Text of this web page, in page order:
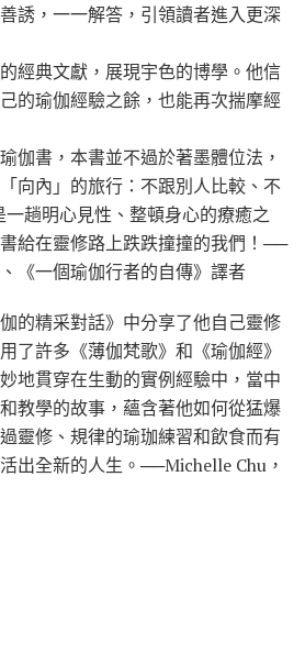
誘，一一解答，引領讀者進入更深
經典文獻，展現宇色的博學。他信
的瑜伽經驗之餘，也能再次揣摩經
伽書，本書並不過於著墨體位法，
向內」的旅行：不跟別人比較、不
趟明心見性、整頓身心的療癒之
給在靈修路上跌跌撞撞的我們！──
《一個瑜伽行者的自傳》譯者
的精采對話》中分享了他自己靈修
了許多《薄伽梵歌》和《瑜伽經》
地貫穿在生動的實例經驗中，當中
教學的故事，蘊含著他如何從猛爆
靈修、規律的瑜珈練習和飲食而有
出全新的人生。──Michelle Chu，